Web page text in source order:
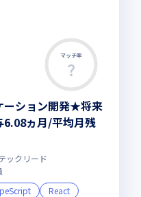
マッチ率
ーション開発★将来
ヵ月/平均月残
ックリード
React